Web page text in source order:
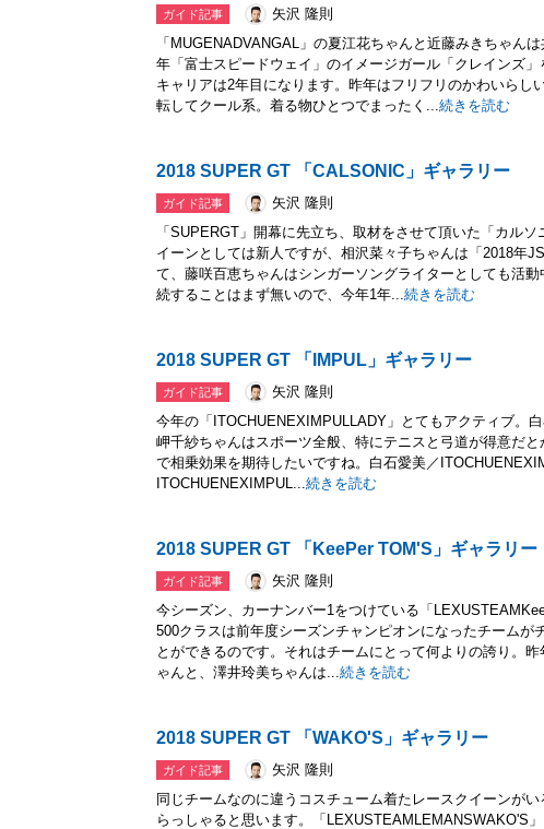
ガイド記事
矢沢 隆則
「MUGENADVANGAL」の夏江花ちゃんと近藤みきちゃん
年「富士スピードウェイ」のイメージガール「クレインズ
キャリアは2年目になります。昨年はフリフリのかわいらし
転してクール系。着る物ひとつでまったく...続きを読む
2018 SUPER GT 「CALSONIC」ギャラリー
ガイド記事
矢沢 隆則
「SUPERGT」開幕に先立ち、取材をさせて頂いた「カル
イーンとしては新人ですが、相沢菜々子ちゃんは「2018年
て、藤咲百恵ちゃんはシンガーソングライターとしても活
続することはまず無いので、今年1年...続きを読む
2018 SUPER GT 「IMPUL」ギャラリー
ガイド記事
矢沢 隆則
今年の「ITOCHUENEXIMPULLADY」とてもアクティブ。
岬千紗ちゃんはスポーツ全般、特にテニスと弓道が得意だ
で相乗効果を期待したいですね。白石愛美／
ITOCHUENEXIMPUL...続きを読む
2018 SUPER GT 「KeePer TOM'S」ギャラリー
ガイド記事
矢沢 隆則
今シーズン、カーナンバー1をつけている「
500クラスは前年度シーズンチャンピオンになったチームが
とができるのです。それはチームにとって何よりの誇り。
ゃんと、澤井玲美ちゃんは...続きを読む
2018 SUPER GT 「WAKO'S」ギャラリー
ガイド記事
矢沢 隆則
同じチームなのに違うコスチューム着たレースクイーンが
らっしゃると思います。「LEXUSTEAMLEMANSWAKO'S